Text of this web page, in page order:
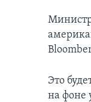
Министр
Это
на фоне